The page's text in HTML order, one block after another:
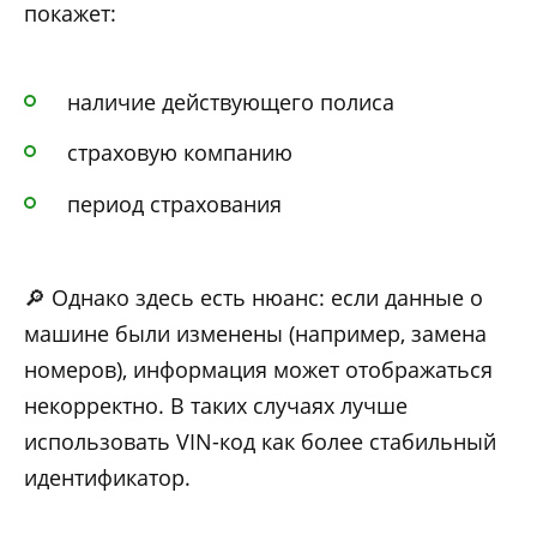
покажет:
наличие действующего полиса
страховую компанию
период страхования
🔎 Однако здесь есть нюанс: если данные о
машине были изменены (например, замена
номеров), информация может отображаться
некорректно. В таких случаях лучше
использовать VIN-код как более стабильный
идентификатор.